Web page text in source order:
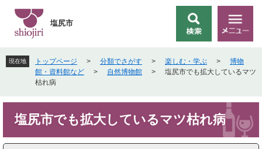
先
頭
。
を
飛
て
索
メ
ニ
塩尻市
現在地 トップページ > 分類でさがす > 楽しむ・学ぶ >
博物
館・資料館など
> 自然博物館 >
塩尻市でも拡大しているマツ
枯れ病
塩尻市でも拡大しているマツ枯れ病